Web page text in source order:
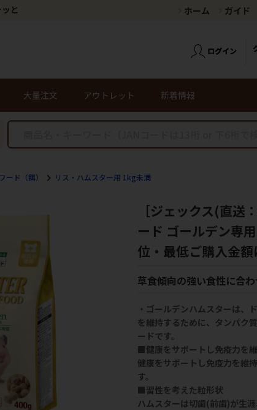
と ホーム ガイド
大量注文 アウトレット 新着情報
ード（餌） リス・ハムスター用 1kg未満
［ジェックス(直送
ード ゴールデン専
位・最低ご購入金額
草食傾向の強い食性に合
・ゴールデンハムスターは、
を維持するために、タンパク
ードです。
■健康をサポートし免疫力を
健康をサポートし免疫力を維
す。
■習性を考えた粒形状
ハムスターは切歯(前歯)が生